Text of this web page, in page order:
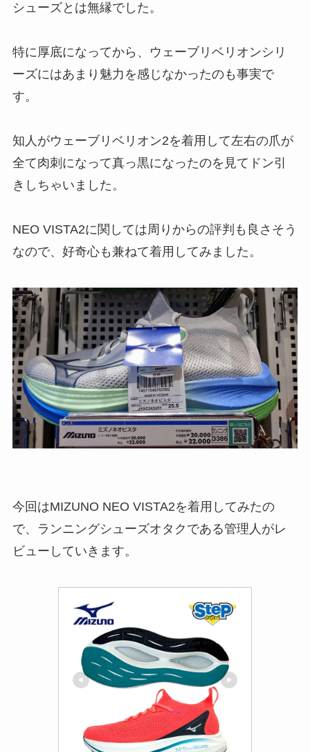
シューズとは無縁でした。
特に厚底になってから、ウェーブリベリオンシリ
ーズにはあまり魅力を感じなかったのも事実で
す。
知人がウェーブリベリオン2を着用して左右の爪が
全て肉刺になって真っ黒になったのを見てドン引
きしちゃいました。
NEO VISTA2に関しては周りからの評判も良さそう
なので、好奇心も兼ねて着用してみました。
今回はMIZUNO NEO VISTA2を着用してみたの
で、ランニングシューズオタクである管理人がレ
ビューしていきます。